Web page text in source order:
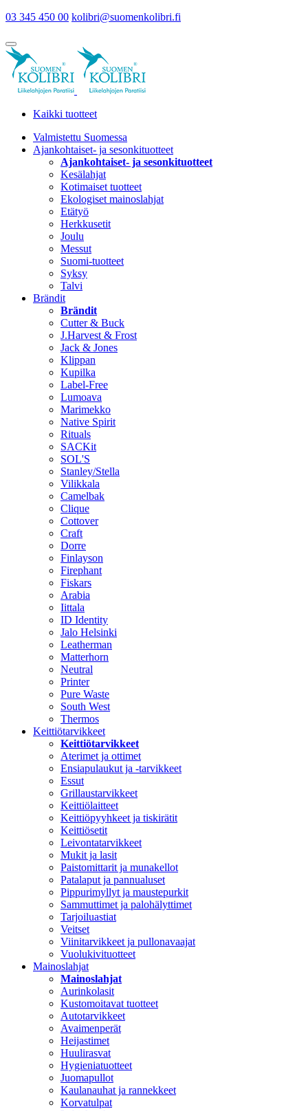
03 345 450 00 kolibri@suomenkolibri.fi
Kaikki tuotteet
Valmistettu Suomessa
Ajankohtaiset- ja sesonkituotteet
Ajankohtaiset- ja sesonkituotteet
Kesälahjat
Kotimaiset tuotteet
Ekologiset mainoslahjat
Etätyö
Herkkusetit
Joulu
Messut
Suomi-tuotteet
Syksy
Talvi
Brändit
Brändit
Cutter & Buck
J.Harvest & Frost
Jack & Jones
Klippan
Kupilka
Label-Free
Lumoava
Marimekko
Native Spirit
Rituals
SACKit
SOL'S
Stanley/Stella
Vilikkala
Camelbak
Clique
Cottover
Craft
Dorre
Finlayson
Firephant
Fiskars
Arabia
Iittala
ID Identity
Jalo Helsinki
Leatherman
Matterhorn
Neutral
Printer
Pure Waste
South West
Thermos
Keittiötarvikkeet
Keittiötarvikkeet
Aterimet ja ottimet
Ensiapulaukut ja -tarvikkeet
Essut
Grillaustarvikkeet
Keittiölaitteet
Keittiöpyyhkeet ja tiskirätit
Keittiösetit
Leivontatarvikkeet
Mukit ja lasit
Paistomittarit ja munakellot
Patalaput ja pannualuset
Pippurimyllyt ja maustepurkit
Sammuttimet ja palohälyttimet
Tarjoiluastiat
Veitset
Viinitarvikkeet ja pullonavaajat
Vuolukivituotteet
Mainoslahjat
Mainoslahjat
Aurinkolasit
Kustomoitavat tuotteet
Autotarvikkeet
Avaimenperät
Heijastimet
Huulirasvat
Hygieniatuotteet
Juomapullot
Kaulanauhat ja rannekkeet
Korvatulpat